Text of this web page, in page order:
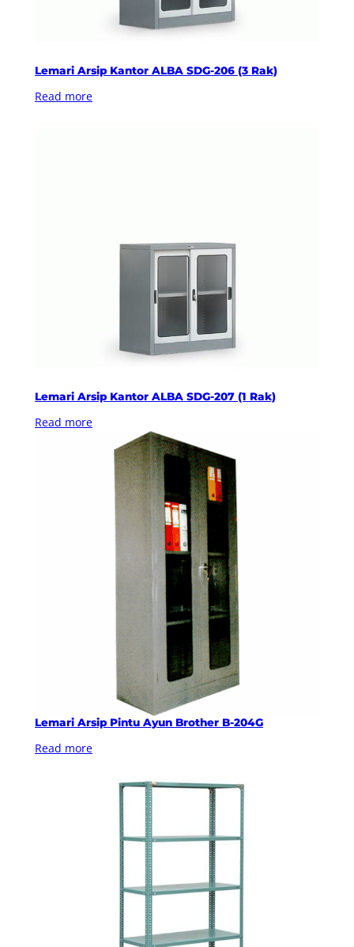
Lemari Arsip Kantor ALBA SDG-206 (3 Rak)
Read more
Lemari Arsip Kantor ALBA SDG-207 (1 Rak)
Read more
Lemari Arsip Pintu Ayun Brother B-204G
Read more